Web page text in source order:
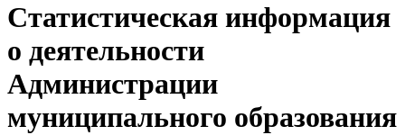
Статистическая информация
о деятельности
Администрации
муниципального образования